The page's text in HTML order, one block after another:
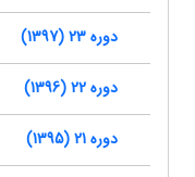
دوره 23 (1397)
دوره 22 (1396)
دوره 21 (1395)